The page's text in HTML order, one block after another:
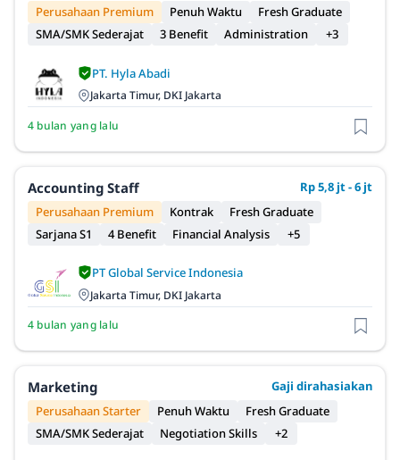
Perusahaan Premium
Penuh Waktu
Fresh Graduate
SMA/SMK Sederajat
3 Benefit Administration +3
PT. Hyla Abadi
Jakarta Timur, DKI Jakarta
4 bulan yang lalu
Accounting Staff
Rp 5,8 jt - 6 jt
Perusahaan Premium
Kontrak
Fresh Graduate
Sarjana S1
4 Benefit Financial Analysis +5
PT Global Service Indonesia
Jakarta Timur, DKI Jakarta
4 bulan yang lalu
Marketing
Gaji dirahasiakan
Perusahaan Starter
Penuh Waktu
Fresh Graduate
SMA/SMK Sederajat
Negotiation Skills +2